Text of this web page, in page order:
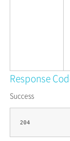
Response
Success